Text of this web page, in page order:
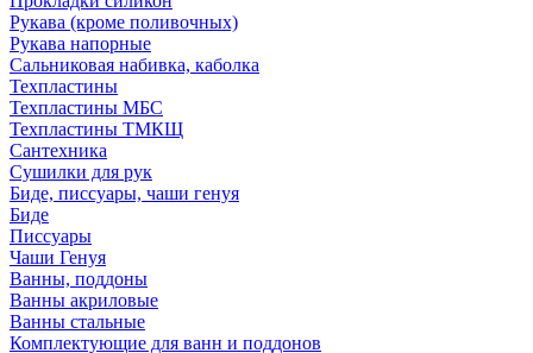
Рукава (кроме поливочных)
Рукава напорные
Сальниковая набивка, каболка
Техпластины
Техпластины МБС
Техпластины ТМКЩ
Сантехника
Сушилки для рук
Биде, писсуары, чаши генуя
Биде
Писсуары
Чаши Генуя
Ванны, поддоны
Ванны акриловые
Ванны стальные
Комплектующие для ванн и поддонов